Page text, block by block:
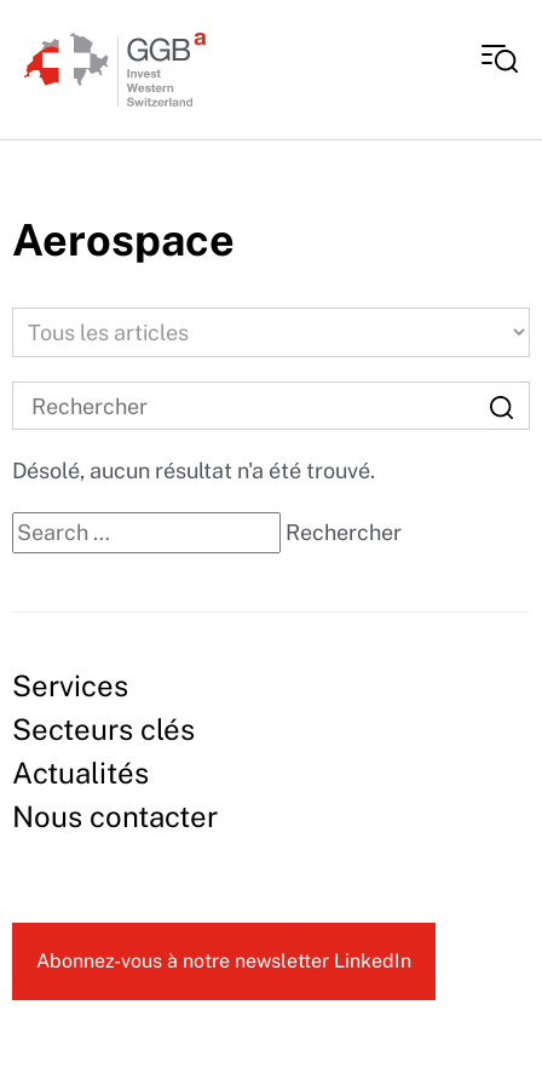
Aerospace
Désolé, aucun résultat n'a été trouvé.
Recherche pour: Rechercher
Services
Secteurs clés
Actualités
Nous contacter
Abonnez-vous à notre newsletter LinkedIn